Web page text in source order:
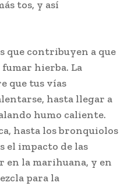
tos, y así
que contribuyen a que
fumar hierba. La
que tus vías
hasta llegar a
humo caliente.
hasta los bronquiolos
el impacto de las
en la marihuana, y en
para la